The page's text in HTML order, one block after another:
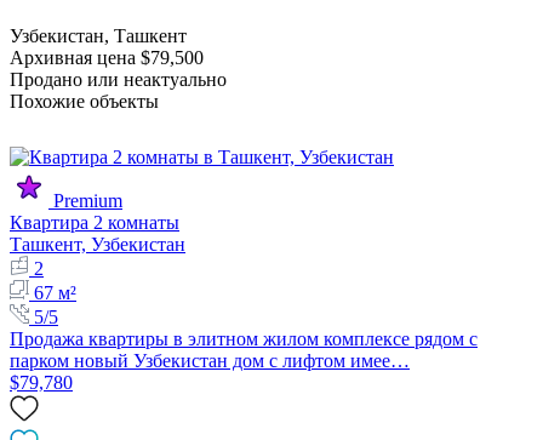
Узбекистан, Ташкент
Архивная цена $79,500
Продано или неактуально
Похожие объекты
Premium
Квартира 2 комнаты
Ташкент, Узбекистан
2
67 м²
5/5
Продажа квартиры в элитном жилом комплексе рядом с
парком новый Узбекистан дом с лифтом имее…
$79,780